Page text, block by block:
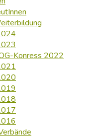
Konress 2022